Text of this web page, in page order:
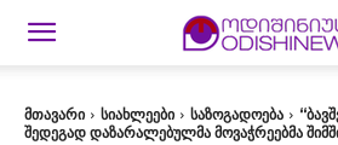
მთავარი სიახლეები საზოგადოება
შედეგად დაზარალებულმა მოვაჭრეებმა